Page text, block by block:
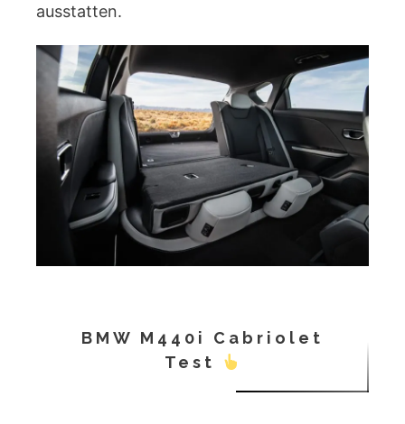
ausstatten.
BMW M440i Cabriolet
Test